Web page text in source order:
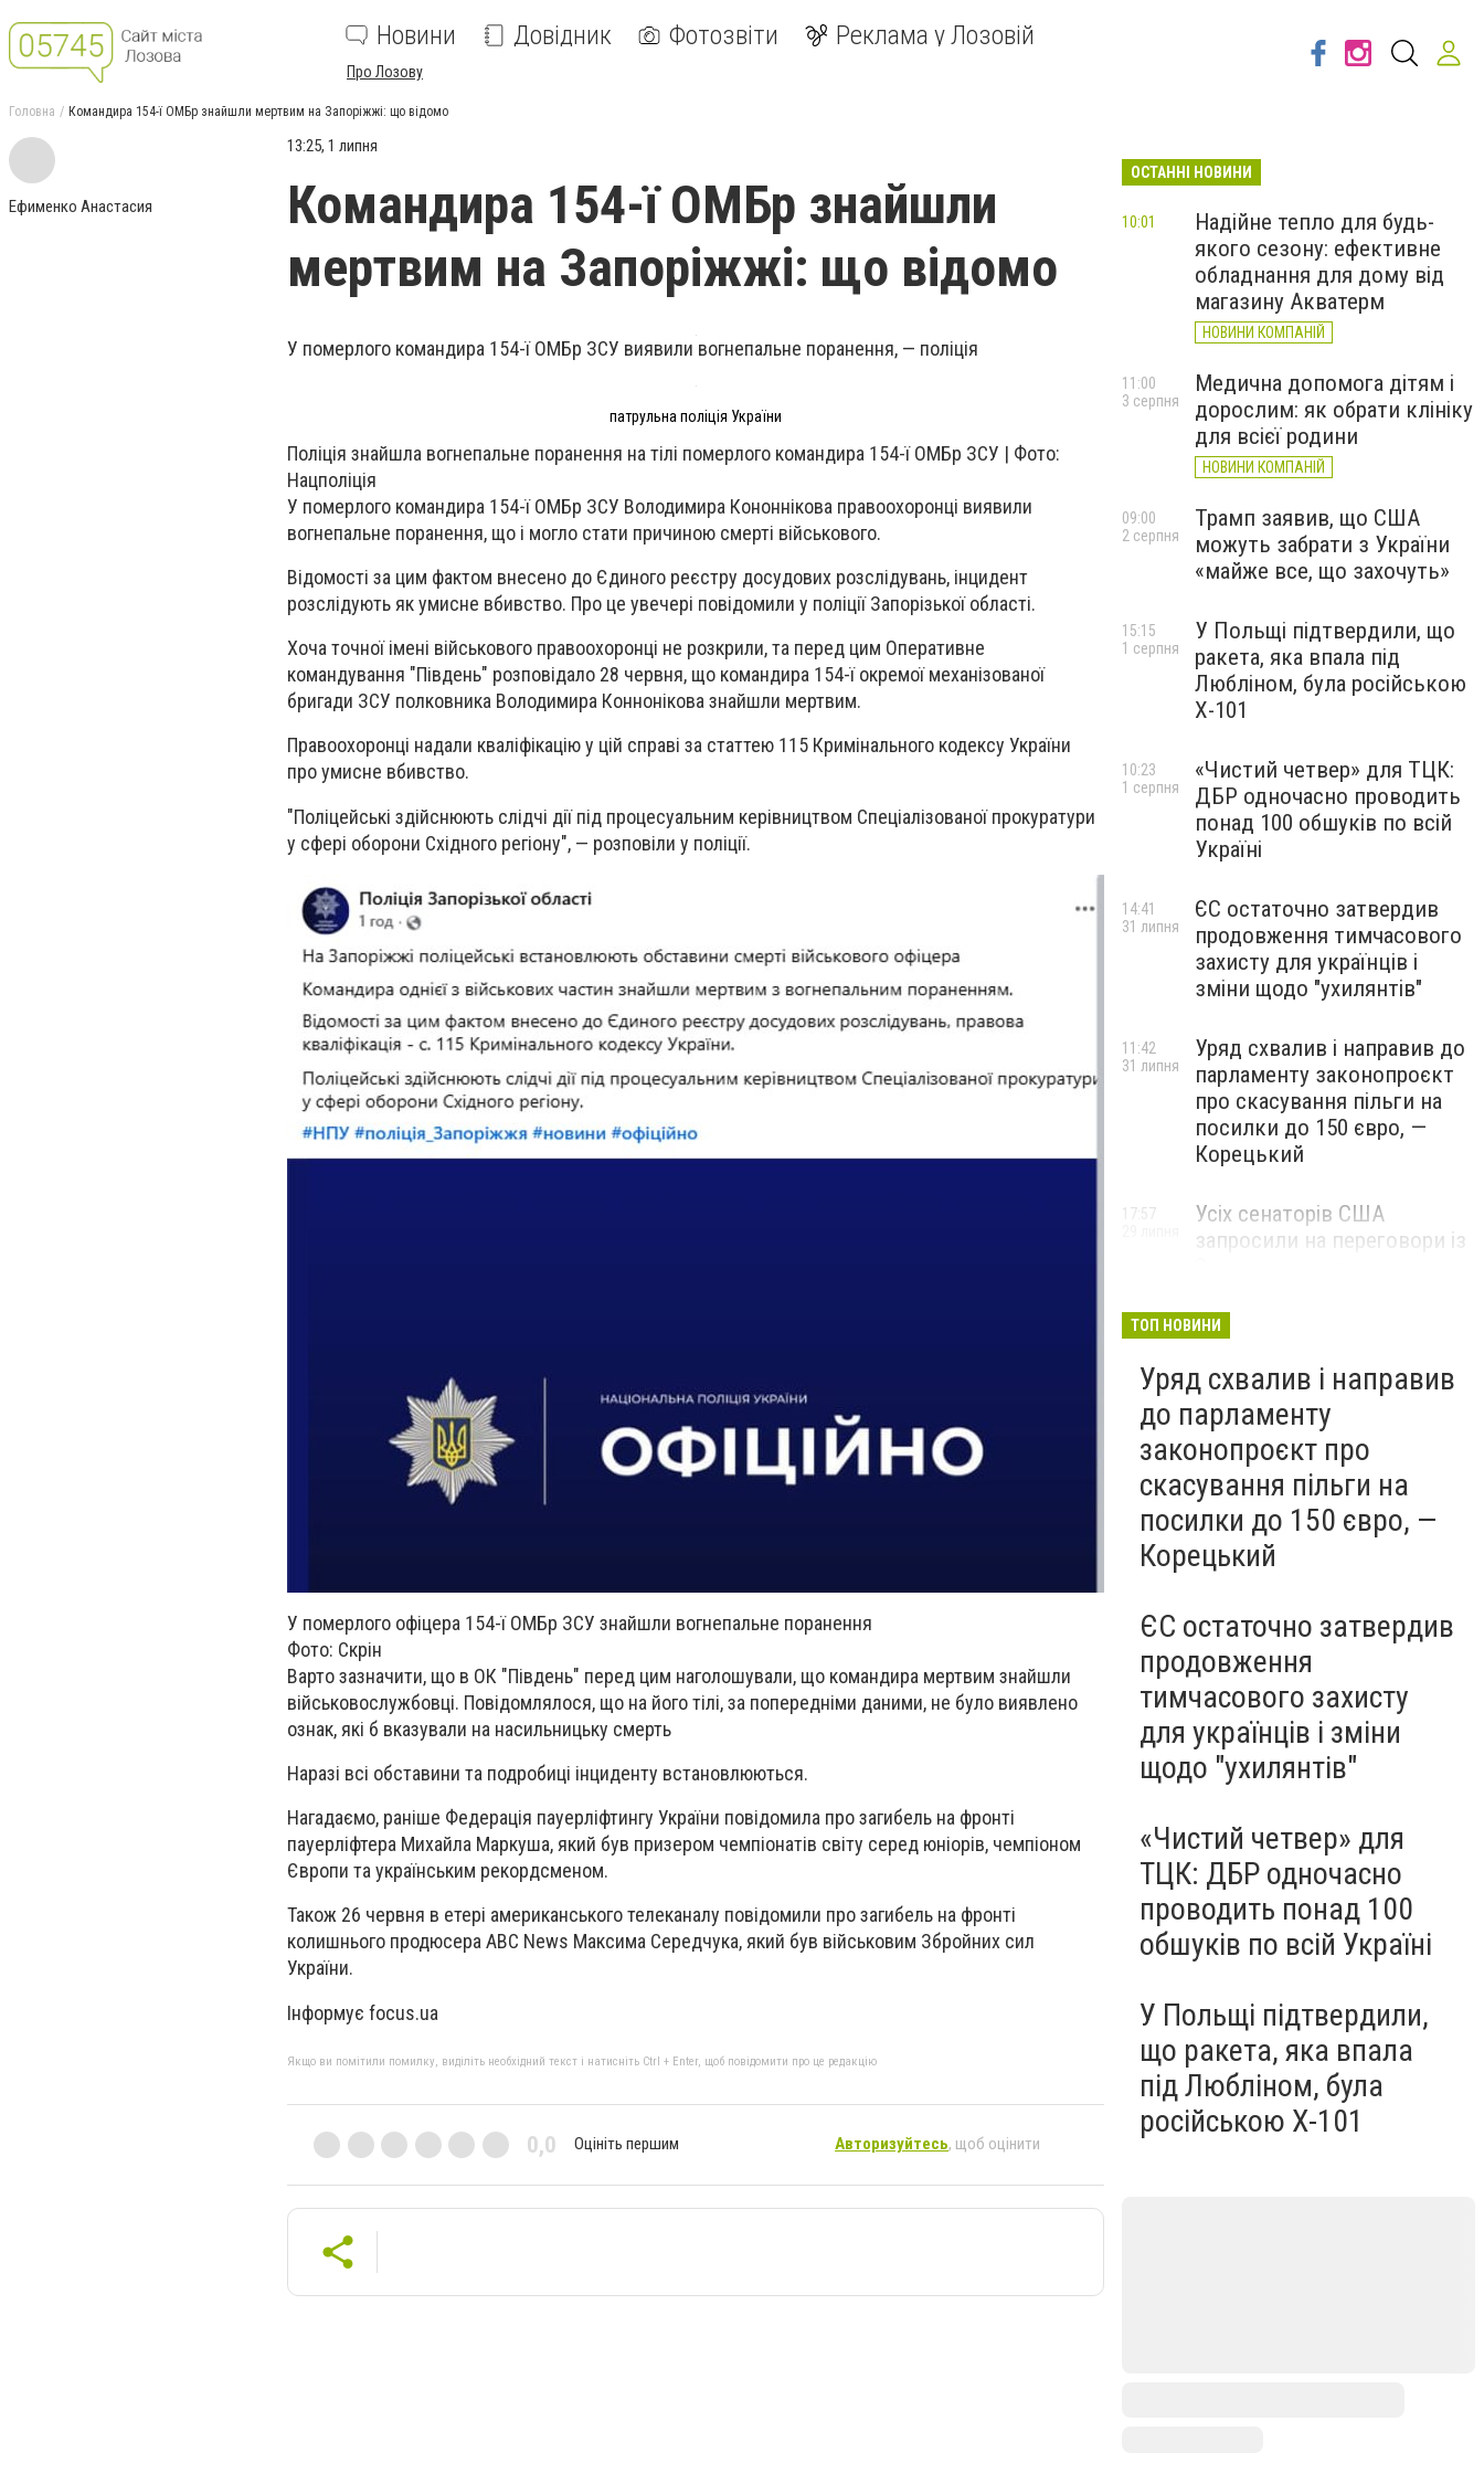
Новини Довідник Фотозвіти Реклама у Лозовій
Про Лозову
Головна Командира 154-ї ОМБр знайшли мертвим на Запоріжжі: що відомо
Ефименко Анастасия
13:25, 1 липня
Командира 154-ї ОМБр знайшли
мертвим на Запоріжжі: що відомо
У померлого командира 154-ї ОМБр ЗСУ виявили вогнепальне поранення, — поліція
патрульна поліція України
Поліція знайшла вогнепальне поранення на тілі померлого командира 154-ї ОМБр ЗСУ | Фото:
Нацполіція
У померлого командира 154-ї ОМБр ЗСУ Володимира Кононнікова правоохоронці виявили
вогнепальне поранення, що і могло стати причиною смерті військового.
Відомості за цим фактом внесено до Єдиного реєстру досудових розслідувань, інцидент
розслідують як умисне вбивство. Про це увечері повідомили у поліції Запорізької області.
Хоча точної імені військового правоохоронці не розкрили, та перед цим Оперативне
командування "Південь" розповідало 28 червня, що командира 154-ї окремої механізованої
бригади ЗСУ полковника Володимира Коннонікова знайшли мертвим.
Правоохоронці надали кваліфікацію у цій справі за статтею 115 Кримінального кодексу України
про умисне вбивство.
"Поліцейські здійснюють слідчі дії під процесуальним керівництвом Спеціалізованої прокуратури
у сфері оборони Східного регіону", — розповіли у поліції.
У померлого офіцера 154-ї ОМБр ЗСУ знайшли вогнепальне поранення
Фото: Скрін
Варто зазначити, що в ОК "Південь" перед цим наголошували, що командира мертвим знайшли
військовослужбовці. Повідомлялося, що на його тілі, за попередніми даними, не було виявлено
ознак, які б вказували на насильницьку смерть
Наразі всі обставини та подробиці інциденту встановлюються.
Нагадаємо, раніше Федерація пауерліфтингу України повідомила про загибель на фронті
пауерліфтера Михайла Маркуша, який був призером чемпіонатів світу серед юніорів, чемпіоном
Європи та українським рекордсменом.
Також 26 червня в етері американського телеканалу повідомили про загибель на фронті
колишнього продюсера ABC News Максима Середчука, який був військовим Збройних сил
України.
Інформує focus.ua
Якщо ви помітили помилку, виділіть необхідний текст і натисніть Ctrl + Enter, щоб повідомити про це редакцію
0,0 Оцініть першим Авторизуйтесь, щоб оцінити
ОСТАННІ НОВИНИ
Надійне тепло для будь-
якого сезону: ефективне
обладнання для дому від
магазину Акватерм
НОВИНИ КОМПАНІЙ
10:01
Медична допомога дітям і
дорослим: як обрати клініку
для всієї родини
НОВИНИ КОМПАНІЙ
11:00
3 серпня
Трамп заявив, що США
можуть забрати з України
«майже все, що захочуть»
09:00
2 серпня
У Польщі підтвердили, що
ракета, яка впала під
Любліном, була російською
Х-101
15:15
1 серпня
«Чистий четвер» для ТЦК:
ДБР одночасно проводить
понад 100 обшуків по всій
Україні
10:23
1 серпня
ЄС остаточно затвердив
продовження тимчасового
захисту для українців і
зміни щодо "ухилянтів"
14:41
31 липня
Уряд схвалив і направив до
парламенту законопроєкт
про скасування пільги на
посилки до 150 євро, —
Корецький
11:42
31 липня
Усіх сенаторів США
запросили на переговори із
Росії, – The Hill
17:57
ТОП НОВИНИ
Уряд схвалив і направив
до парламенту
законопроєкт про
скасування пільги на
посилки до 150 євро, —
Корецький
ЄС остаточно затвердив
продовження
тимчасового захисту
для українців і зміни
щодо "ухилянтів"
«Чистий четвер» для
ТЦК: ДБР одночасно
проводить понад 100
обшуків по всій Україні
У Польщі підтвердили,
що ракета, яка впала
під Любліном, була
російською Х-101